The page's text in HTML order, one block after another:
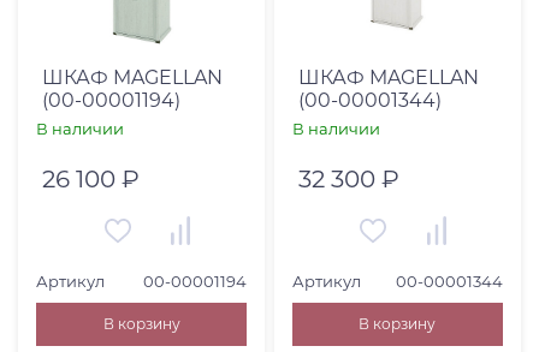
Глубина, см
Коллекция
Категория товара
ШКАФ MAGELLAN
(00-00001194)
В наличии
26 100 ₽
Артикул 00-00001194
В корзину
ШКАФ MAGELLAN
(00-00001344)
В наличии
32 300 ₽
Артикул 00-00001344
В корзину